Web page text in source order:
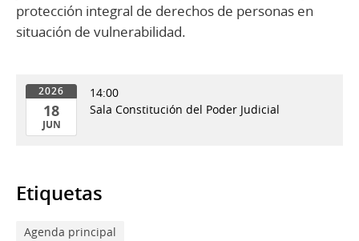
protección integral de derechos de personas en
situación de vulnerabilidad.
2026
18
JUN
Jun
del
14:00
Sala Constitución del Poder Judicial
Etiquetas
Agenda principal